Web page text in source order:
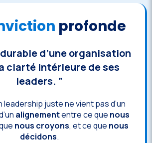
profonde
d’une organisation
clarté intérieure de ses
leaders. ”
leadership juste ne vient pas d’un
alignemententre ce que nous
nous croyons, et ce que nous
décidons.